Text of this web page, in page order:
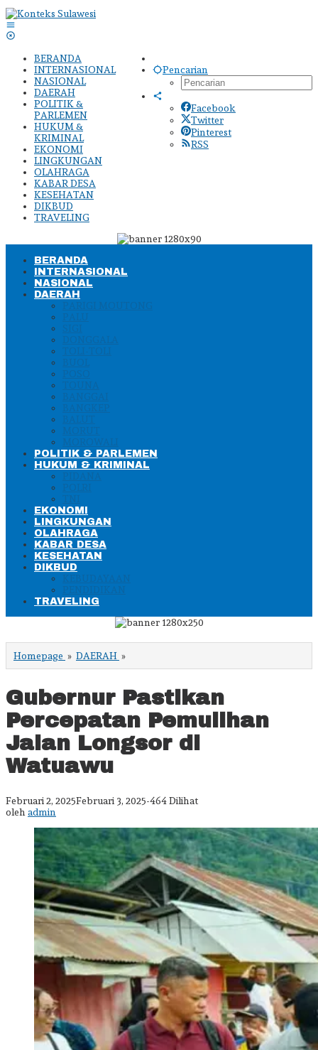
Lewati
ke
konten
Pencarian
Facebook
Twitter
Pinterest
RSS
BERANDA
INTERNASIONAL
NASIONAL
DAERAH
POLITIK &
PARLEMEN
HUKUM &
KRIMINAL
EKONOMI
LINGKUNGAN
OLAHRAGA
KABAR DESA
KESEHATAN
DIKBUD
TRAVELING
BERANDA
INTERNASIONAL
NASIONAL
DAERAH
PARIGI MOUTONG
PALU
SIGI
DONGGALA
TOLI-TOLI
BUOL
POSO
TOUNA
BANGGAI
BANGKEP
BALUT
MORUT
MOROWALI
POLITIK & PARLEMEN
HUKUM & KRIMINAL
PIDANA
POLRI
TNI
EKONOMI
LINGKUNGAN
OLAHRAGA
KABAR DESA
KESEHATAN
DIKBUD
KEBUDAYAAN
PENDIDIKAN
TRAVELING
Homepage » DAERAH »
Pastikan
Pemulihan
Jalan
Longsor
di
Watuawu
Gubernur Pastikan
Percepatan Pemulihan
Jalan Longsor di
Watuawu
Februari 2, 2025Februari 3, 2025oleh
-464 Dilihat
oleh admin